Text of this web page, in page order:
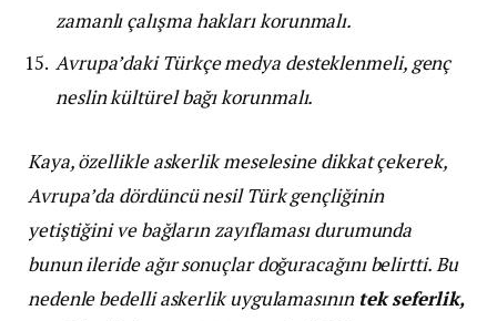
zamanlı çalışma hakları korunmalı.
Avrupa’daki Türkçe medya desteklenmeli, genç
neslin kültürel bağı korunmalı.
Kaya, özellikle askerlik meselesine dikkat çekerek,
Avrupa’da dördüncü nesil Türk gençliğinin
yetiştiğini ve bağların zayıflaması durumunda
bunun ileride ağır sonuçlar doğuracağını belirtti. Bu
nedenle bedelli askerlik uygulamasının tek seferlik,